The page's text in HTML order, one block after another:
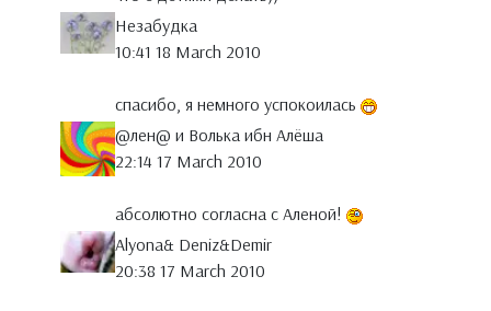
Незабудка
10:41 18 March 2010
спасибо, я немного успокоилась
@лен@ и Волька ибн Алёша
22:14 17 March 2010
абсолютно согласна с Аленой!
Alyona& Deniz&Demir
20:38 17 March 2010